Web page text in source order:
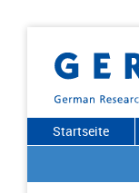
Startseite